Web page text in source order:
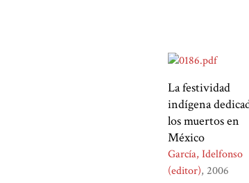
La festividad
indígena
los muertos en
México
García, Idelfonso
(editor) 2006